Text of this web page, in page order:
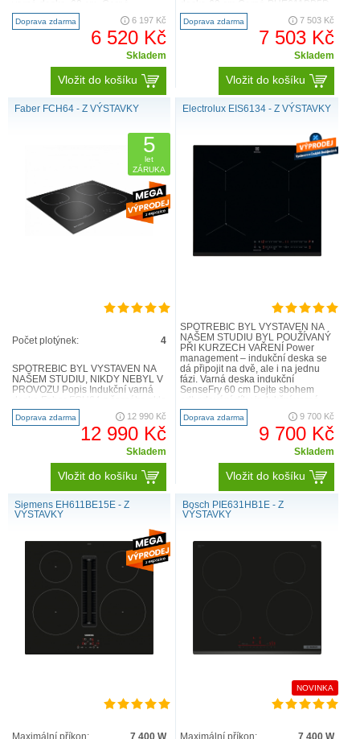
PUE611BB5E PŘIPOJENÍ JEN NA
1 F..
Doprava zdarma 6 197 Kč
6 520 Kč
Skladem
Vložit do košíku
TUTO VARNOU DESKU LZE ZAP..
Doprava zdarma 7 503 Kč
7 503 Kč
Skladem
Vložit do košíku
Faber FCH64 - Z VÝSTAVKY
5
let
ZÁRUKA
Počet plotýnek: 4
SPOTŘEBIČ BYL VYSTAVEN NA
NAŠEM STUDIU, NIKDY NEBYL V
PROVOZU Popis Indukční varná
umožňuje pohodlně ovládat vy..
Doprava zdarma 12 990 Kč
12 990 Kč
Skladem
Vložit do košíku
Electrolux EIS6134 - Z VÝSTAVKY
SPOTŘEBIČ BYL VYSTAVEN NA
NAŠEM STUDIU BYL POUŽÍVANÝ
PŘI KURZECH VAŘENÍ Power
management – indukční deska se
dá připojit na dvě, ale i na jednu
fázi. Varná deska indukční
SenseFry 60 cm Dejte sbohem
desce 700 SenseFry®. Snímač
smažení u..
Doprava zdarma 9 700 Kč
9 700 Kč
Skladem
Vložit do košíku
Siemens EH611BE15E - Z
VÝSTAVKY
Maximální příkon: 7 400 W
Bosch PIE631HB1E - Z
VÝSTAVKY
NOVINKA
Maximální příkon: 7 400 W